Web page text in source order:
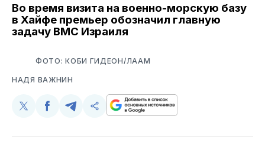
Во время визита на военно-морскую базу
в Хайфе премьер обозначил главную
задачу ВМС Израиля
ФОТО: КОБИ ГИДЕОН/ЛААМ
НАДЯ ВАЖНИН
Поделиться
Twitter
Поделиться
Facebook
Поделиться
Telegram
Скопируйте
поделитесь